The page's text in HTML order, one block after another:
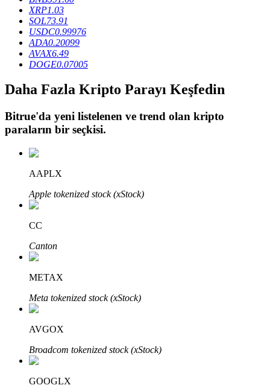
BTR Kilitleme
BTR sahiplerine özel yatırımlar
Kripto destekli borçlanma hizmeti
Otomatik Yatırım
Uzun vadeli kâr ve esnek çıkarlar elde edin
XRP1.03
SOL73.91
USDC0.99976
ADA0.20099
AVAX6.49
DOGE0.07005
Daha Fazla Kripto Parayı Keşfedin
Bitrue'da yeni listelenen ve trend olan kripto
paraların bir seçkisi.
AAPLX
Apple tokenized stock (xStock)
CC
Canton
METAX
Meta tokenized stock (xStock)
AVGOX
Broadcom tokenized stock (xStock)
GOOGLX